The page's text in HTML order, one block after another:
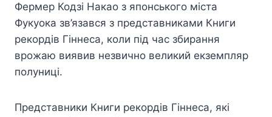
Фермер Кодзі Накао з японського міста
Фукуока зв’язався з представниками Книги
рекордів Гіннеса, коли під час збирання
врожаю виявив незвично великий екземпляр
полуниці.
Представники Книги рекордів Гіннеса, які